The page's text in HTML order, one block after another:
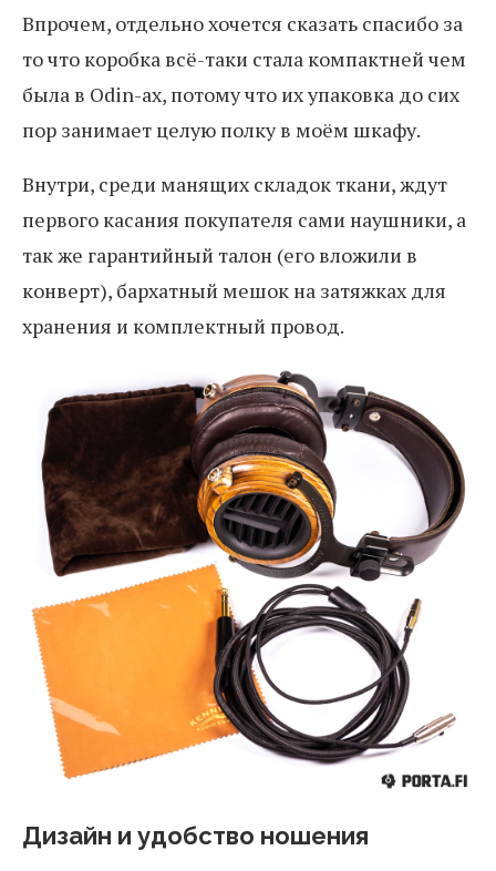
Впрочем, отдельно хочется сказать спасибо за
то что коробка всё-таки стала компактней чем
была в Odin-ах, потому что их упаковка до сих
пор занимает целую полку в моём шкафу.
Внутри, среди манящих складок ткани, ждут
первого касания покупателя сами наушники, а
так же гарантийный талон (его вложили в
конверт), бархатный мешок на затяжках для
хранения и комплектный провод.
Дизайн и удобство ношения